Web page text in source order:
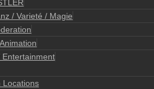
/ Varieté / Magie
Entertainment
Locations